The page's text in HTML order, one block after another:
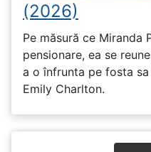
(2026)
Pe măsură ce Miranda
pensionare, ea se
a o înfrunta pe fosta
Emily Charlton.